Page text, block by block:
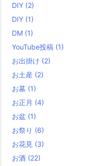
DIY (2)
DIY (1)
DM (1)
YouTube投稿 (1)
お出掛け (2)
お土産 (2)
お墓 (1)
お正月 (4)
お盆 (1)
お祭り (6)
お花見 (3)
お酒 (22)